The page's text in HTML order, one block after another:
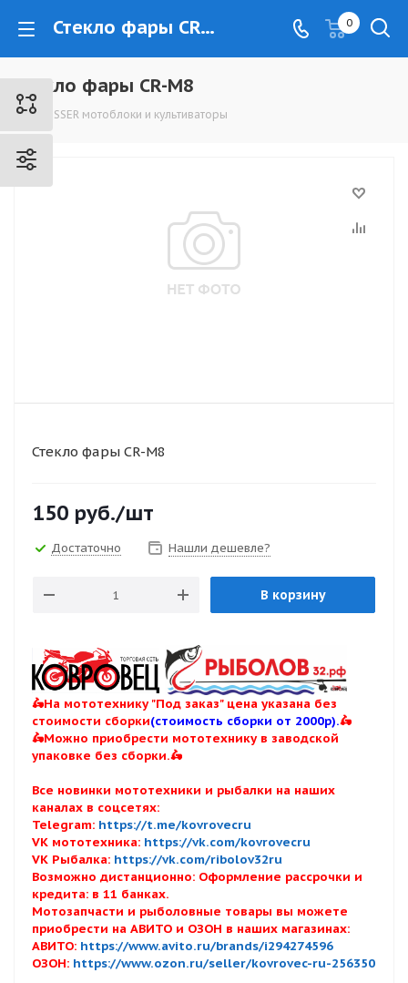
Стекло фары CR-M8 - www.kovrovec.ru 0
Стекло фары CR-M8
CROSSER мотоблоки и культиваторы
Стекло фары CR-M8
150 руб./шт
Достаточно Нашли дешевле?
В корзину
🛵На мототехнику "Под заказ" цена указана без
стоимости сборки(стоимость сборки от 2000р).🛵
🛵Можно приобрести мототехнику в заводской
упаковке без сборки.🛵
Все новинки мототехники и рыбалки на наших
каналах в соцсетях:
Telegram: https://t.me/kovrovecru
VK мототехника: https://vk.com/kovrovecru
VK Рыбалка: https://vk.com/ribolov32ru
Возможно дистанционно: Оформление рассрочки и
кредита: в 11 банках.
Мотозапчасти и рыболовные товары вы можете
приобрести на АВИТО и ОЗОН в наших магазинах:
АВИТО: https://www.avito.ru/brands/i294274596
ОЗОН: https://www.ozon.ru/seller/kovrovec-ru-256350